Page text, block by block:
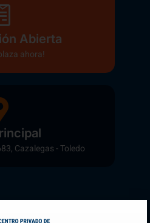
Abierta
ahora!
Cazalegas - Toledo